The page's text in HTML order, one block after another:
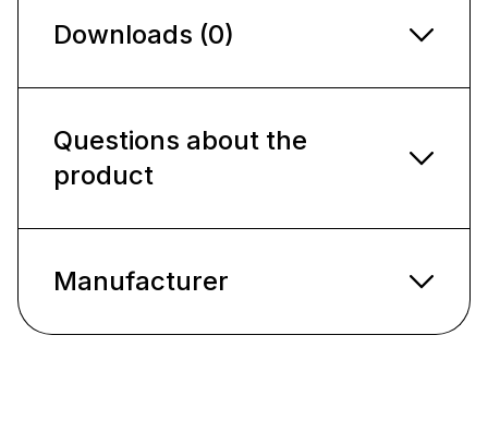
Downloads (0)
Questions about the
product
Manufacturer